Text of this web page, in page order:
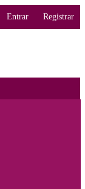
Entrar Registrar